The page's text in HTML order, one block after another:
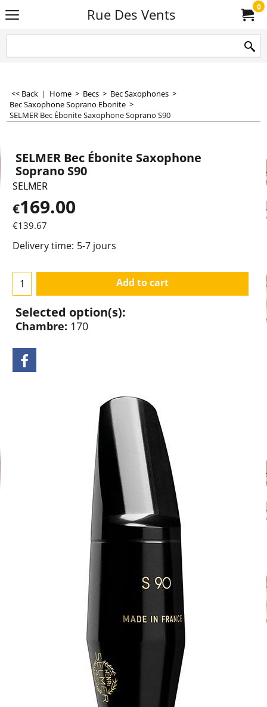
Rue Des Vents 0
<< Back | Home > Becs > Bec Saxophones >
Bec Saxophone Soprano Ebonite >
SELMER Bec Ébonite Saxophone Soprano S90
SELMER Bec Ébonite Saxophone
Soprano S90
SELMER
€169.00
€139.67
Delivery time: 5-7 jours
Add to cart
Selected option(s):
Chambre: 170